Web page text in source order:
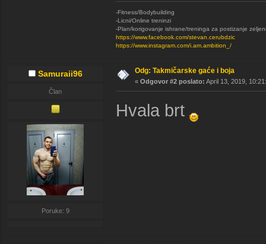
-Fitness/Bodybuilding
-Licni/Online treninzi
-Plan/korigovanje ishrane/treninga za postizanje
https://www.facebook.com/stevan.cerubdzic
https://www.instagram.com/i.am.ambition_/
Samuraii96
Član
Poruke: 9
Odg: Takmičarske gaće i boja
« Odgovor #2 poslato: April 13, 2019,
Hvala brt